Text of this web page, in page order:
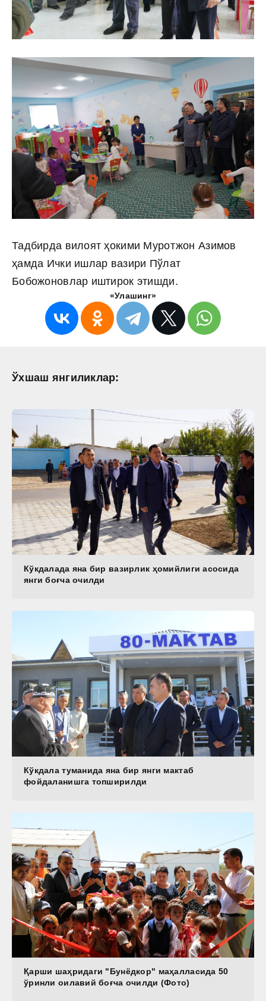
Тадбирда вилоят ҳокими Муротжон Азимов
ҳамда Ички ишлар вазири Пўлат
Бобожоновлар иштирок этишди.
«Улашинг»
Ўхшаш янгиликлар:
Кўкдалада яна бир вазирлик ҳомийлиги асосида
янги боғча очилди
Кўкдала туманида яна бир янги мактаб
фойдаланишга топширилди
Қарши шаҳридаги "Бунёдкор" маҳалласида 50
ўринли оилавий боғча очилди (Фото)